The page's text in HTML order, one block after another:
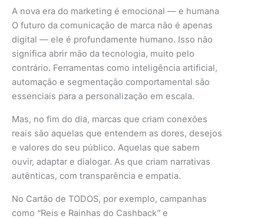
A nova era do marketing é emocional — e humana
O futuro da comunicação de marca não é apenas
digital — ele é profundamente humano. Isso não
significa abrir mão da tecnologia, muito pelo
contrário. Ferramentas como inteligência artificial,
automação e segmentação comportamental são
essenciais para a personalização em escala.
Mas, no fim do dia, marcas que criam conexões
reais são aquelas que entendem as dores, desejos
e valores do seu público. Aquelas que sabem
ouvir, adaptar e dialogar. As que criam narrativas
autênticas, com transparência e empatia.
No Cartão de TODOS, por exemplo, campanhas
como “Reis e Rainhas do Cashback” e